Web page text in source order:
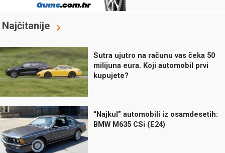
Najčitanije
Sutra ujutro na računu vas čeka 50
milijuna eura. Koji automobil prvi
kupujete?
“Najkul” automobili iz osamdesetih:
BMW M635 CSi (E24)